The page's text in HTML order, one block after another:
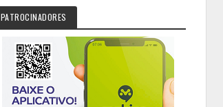
PATROCINADORES